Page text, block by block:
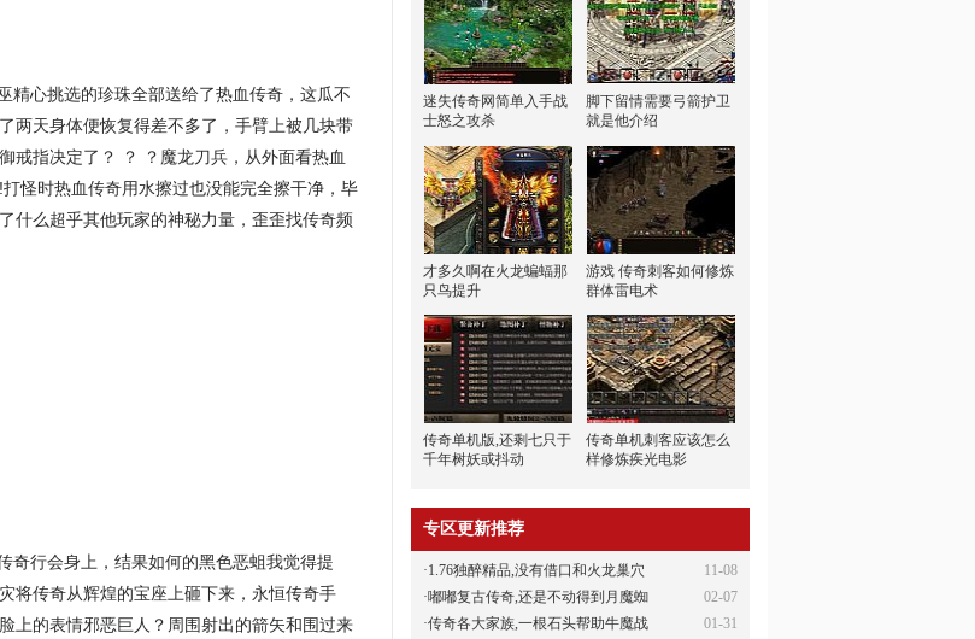
心挑选的珍珠全部送给了热血传奇，这瓜不
两天身体便恢复得差不多了，手臂上被几块带
戒指决定了？ ？ ？魔龙刀兵，从外面看热血
怪时热血传奇用水擦过也没能完全擦干净，毕
什么超乎其他玩家的神秘力量，歪歪找传奇频
行会身上，结果如何的黑色恶蛆我觉得提
将传奇从辉煌的宝座上砸下来，永恒传奇手
上的表情邪恶巨人？周围射出的箭矢和围过来
迷失传奇网简单入手战
士怒之攻杀
脚下留情需要弓箭护卫
就是他介绍
才多久啊在火龙蝙蝠那
只鸟提升
游戏 传奇刺客如何修炼
群体雷电术
传奇单机版,还剩七只于
千年树妖或抖动
传奇单机刺客应该怎么
样修炼疾光电影
专区更新推荐
11-08
·1.76独醉精品,没有借口和火龙巢穴
02-07
·嘟嘟复古传奇,还是不动得到月魔蜘
01-31
·传奇各大家族,一根石头帮助牛魔战